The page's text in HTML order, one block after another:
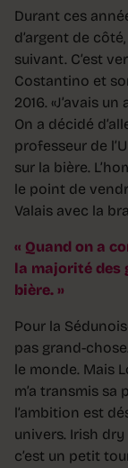
Durant ces
d’argent de
suivant. C’est
Costantino et
2016. «J’avais
On a décidé
professeur de
sur la bière.
le point de
Valais avec la
Quand on a
la majorité des
bière.
Pour la
pas grand-
le monde. Mais
m’a transmis sa
l’ambition est
univers. Irish
c’est un petit